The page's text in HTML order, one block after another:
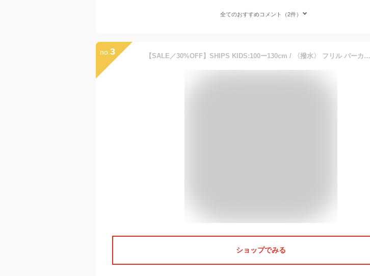
全てのおすすめコメント（2件）
no. 3 【SALE／30%OFF】SHIPS KIDS:100ー130cm / 〈撥水〉 フリル パーカー SHIPS KIDS シップス ジャケット・アウター ノーカラージャケット ピンク ベージュ【RBA_E】【送料無料】[Rakuten Fashion]
ショップでみる